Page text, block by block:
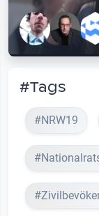
#Tags
#NRW19